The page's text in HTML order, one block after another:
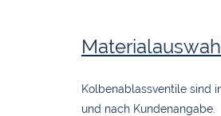
Kolbenablassventile sind
und nach Kundenangabe.